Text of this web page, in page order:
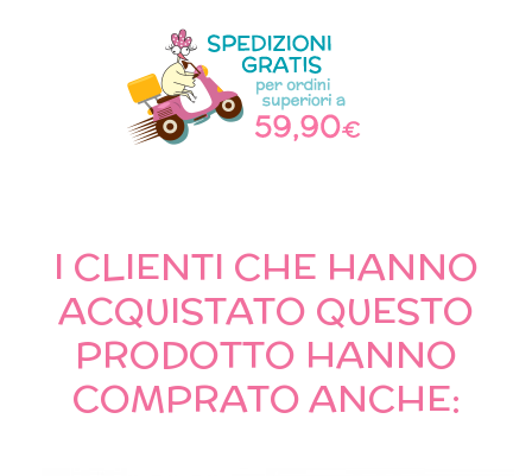
I CLIENTI CHE HANNO
ACQUISTATO QUESTO
PRODOTTO HANNO
COMPRATO ANCHE: